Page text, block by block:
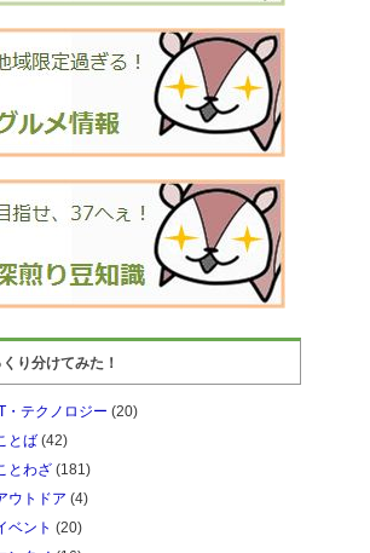
り分けてみた！
・テクノロジー (20)
とば(42)
とわざ(181)
ウトドア (4)
ベント (20)